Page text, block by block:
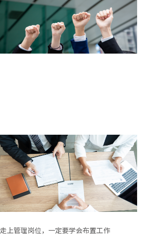
走上管理岗位，一定要学会布置工作